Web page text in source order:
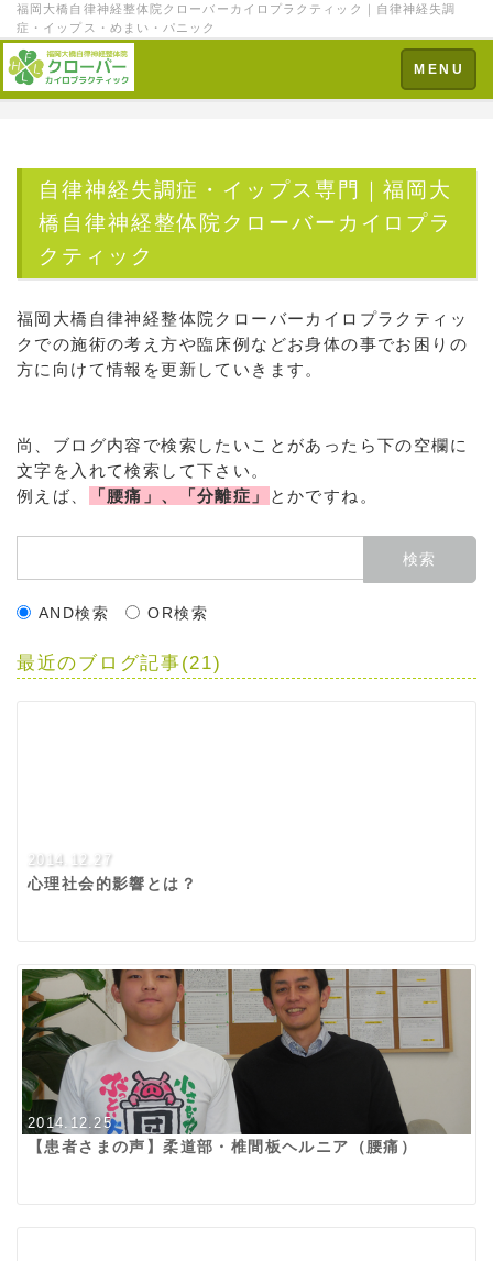
福岡大橋自律神経整体院クローバーカイロプラクティック｜自律神経失調
症・イップス・めまい・パニック
Toggle
navigation
MENU
自律神経失調症・イップス専門｜福岡大
橋自律神経整体院クローバーカイロプラ
クティック
福岡大橋自律神経整体院クローバーカイロプラクティッ
クでの施術の考え方や臨床例などお身体の事でお困りの
方に向けて情報を更新していきます。
尚、ブログ内容で検索したいことがあったら下の空欄に
文字を入れて検索して下さい。
例えば、
「腰痛」、「分離症」 とかですね。
AND検索 OR検索
最近のブログ記事(21)
2014.12.27
心理社会的影響とは？
2014.12.25
【患者さまの声】柔道部・椎間板ヘルニア（腰痛）